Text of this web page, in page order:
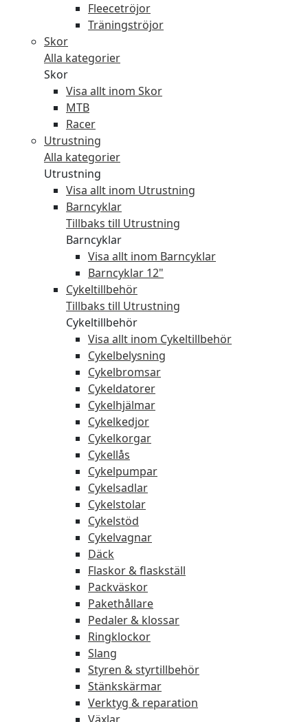
Fleecetröjor
Träningströjor
Skor
Alla kategorier
Skor
Visa allt inom Skor
MTB
Racer
Utrustning
Alla kategorier
Utrustning
Visa allt inom Utrustning
Barncyklar
Tillbaks till Utrustning
Barncyklar
Visa allt inom Barncyklar
Barncyklar 12"
Cykeltillbehör
Tillbaks till Utrustning
Cykeltillbehör
Visa allt inom Cykeltillbehör
Cykelbelysning
Cykelbromsar
Cykeldatorer
Cykelhjälmar
Cykelkedjor
Cykelkorgar
Cykellås
Cykelpumpar
Cykelsadlar
Cykelstolar
Cykelstöd
Cykelvagnar
Däck
Flaskor & flaskställ
Packväskor
Pakethållare
Pedaler & klossar
Ringklockor
Slang
Styren & styrtillbehör
Stänkskärmar
Verktyg & reparation